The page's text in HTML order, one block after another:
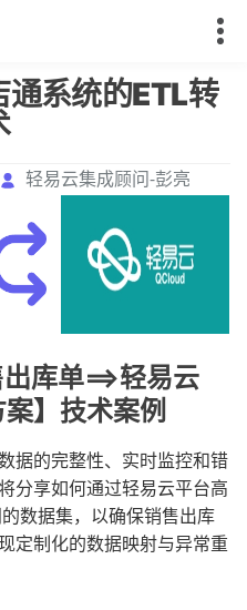
系统的ETL转
轻易云集成顾问-彭亮
库单==>轻易云
案】技术案例
据的完整性、实时监控和错
分享如何通过轻易云平台高
数据集，以确保销售出库
定制化的数据映射与异常重